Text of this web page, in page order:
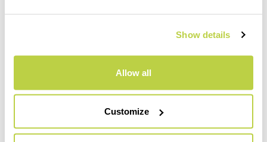
Show details
Allow all
Customize